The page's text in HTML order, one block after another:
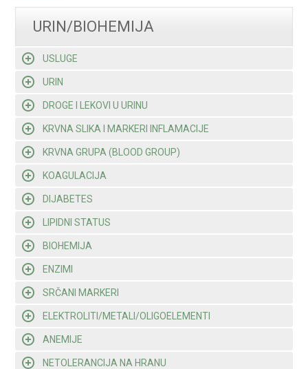
URIN/BIOHEMIJA
USLUGE
URIN
DROGE I LEKOVI U URINU
KRVNA SLIKA I MARKERI INFLAMACIJE
KRVNA GRUPA (BLOOD GROUP)
KOAGULACIJA
DIJABETES
LIPIDNI STATUS
BIOHEMIJA
ENZIMI
SRČANI MARKERI
ELEKTROLITI/METALI/OLIGOELEMENTI
ANEMIJE
NETOLERANCIJA NA HRANU